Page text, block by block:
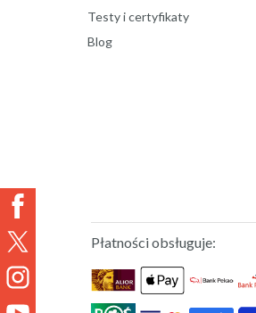
Testy i certyfikaty
Blog
Płatności obsługuje: